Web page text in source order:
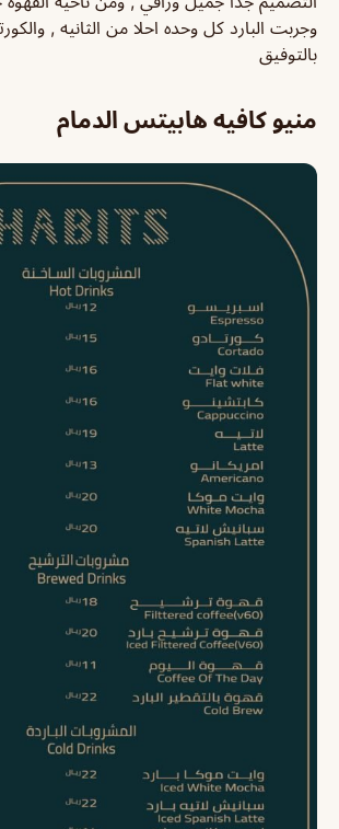
وجربت البارد كل وحده احلا من الثانيه ,
بالتوفيق
منيو كافيه هابيتس الدمام